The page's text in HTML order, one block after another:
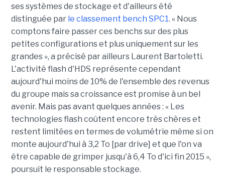
ses systèmes de stockage et d'ailleurs été
distinguée par le classement bench SPC1. « Nous
comptons faire passer ces benchs sur des plus
petites configurations et plus uniquement sur les
grandes », a précisé par ailleurs Laurent Bartoletti.
L'activité flash d'HDS représente cependant
aujourd'hui moins de 10% de l'ensemble des revenus
du groupe mais sa croissance est promise à un bel
avenir. Mais pas avant quelques années : « Les
technologies flash coûtent encore très chères et
restent limitées en termes de volumétrie même si on
monte aujourd'hui à 3,2 To [par drive] et que l'on va
être capable de grimper jusqu'à 6,4 To d'ici fin 2015 »,
poursuit le responsable stockage.